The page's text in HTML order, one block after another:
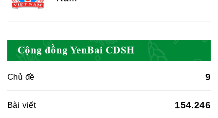
Cục quản lý y dược cổ truyền -
BYT
Hiệp hội doanh nghiệp dược Việt
Cộng đồng YenBai CDSH
Chủ đề 9
Bài viết 154.246